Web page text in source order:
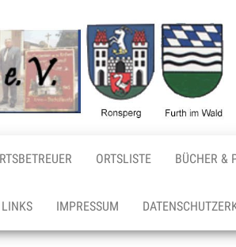
ORTSLISTE BÜCHER &
LINKS IMPRESSUM